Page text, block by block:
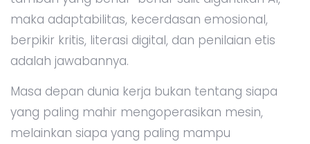
maka adaptabilitas, kecerdasan emosional,
berpikir kritis, literasi digital, dan penilaian etis
adalah jawabannya.
Masa depan dunia kerja bukan tentang siapa
yang paling mahir mengoperasikan mesin,
melainkan siapa yang paling mampu